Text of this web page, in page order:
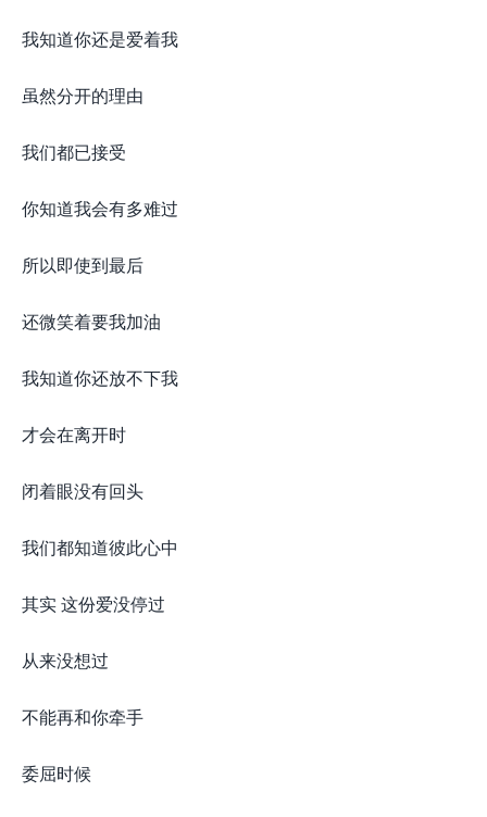
我知道你还是爱着我
虽然分开的理由
我们都已接受
你知道我会有多难过
所以即使到最后
还微笑着要我加油
我知道你还放不下我
才会在离开时
闭着眼没有回头
我们都知道彼此心中
其实 这份爱没停过
从来没想过
不能再和你牵手
委屈时候